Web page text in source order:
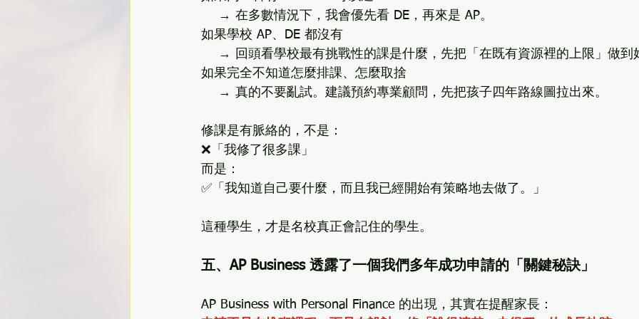
    → 在多數情況下，我會優先看 DE，再來是 AP。
如果學校 AP、DE 都沒有
→ 回頭看學校最有挑戰性的課是什麼，先把「在既有資源裡的上限」做到
如果完全不知道怎麼排課、怎麼取捨
    → 真的不要亂試。建議預約專業顧問，先把孩子四年路線圖拉出來。
修課是有脈絡的，不是：
❌「我修了很多課」
而是：
✅「我知道自己要什麼，而且我已經開始有策略地去做了。」
這種學生，才是名校真正會記住的學生。
五、AP Business 透露了一個我們多年成功申請的「關鍵秘訣」
AP Business with Personal Finance 的出現，其實在提醒家長：